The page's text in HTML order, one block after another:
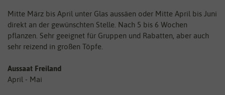
Mitte März bis April unter Glas aussäen oder Mitte April bis Juni
direkt an der gewünschten Stelle. Nach 5 bis 6 Wochen
pflanzen. Sehr geeignet für Gruppen und Rabatten, aber auch
sehr reizend in großen Töpfe.
Aussaat Freiland
April - Mai